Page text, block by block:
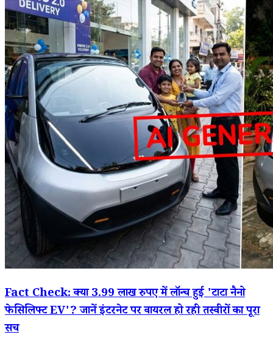
Fact Check: क्या 3.99 लाख रुपए में लॉन्च हुई 'टाटा नैनो
फेसिलिफ्ट EV'? जानें इंटरनेट पर वायरल हो रही तस्वीरों का पूरा
सच